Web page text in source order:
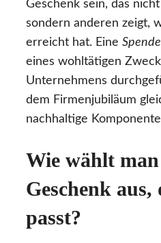
Geschenk sein, das
sondern anderen zeigt,
erreicht hat. Eine
eines wohltätigen
Unternehmens
dem Firmenjubiläum
nachhaltige
Wie wählt
Geschenk aus,
passt?